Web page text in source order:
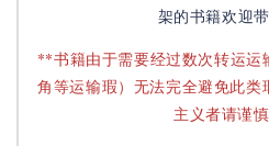
架的书籍欢迎
**书籍由于需要经过数次转运运
角等运输瑕）无法完全避免此类
主义者请谨